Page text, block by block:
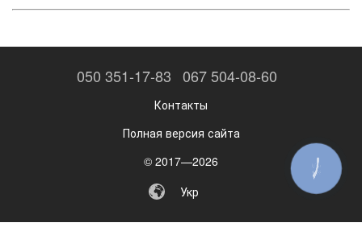
050 351-17-83 067 504-08-60
Контакты
Полная версия сайта
© 2017—2026
Укр
КНОПКА
ЗВ'ЯЗКУ